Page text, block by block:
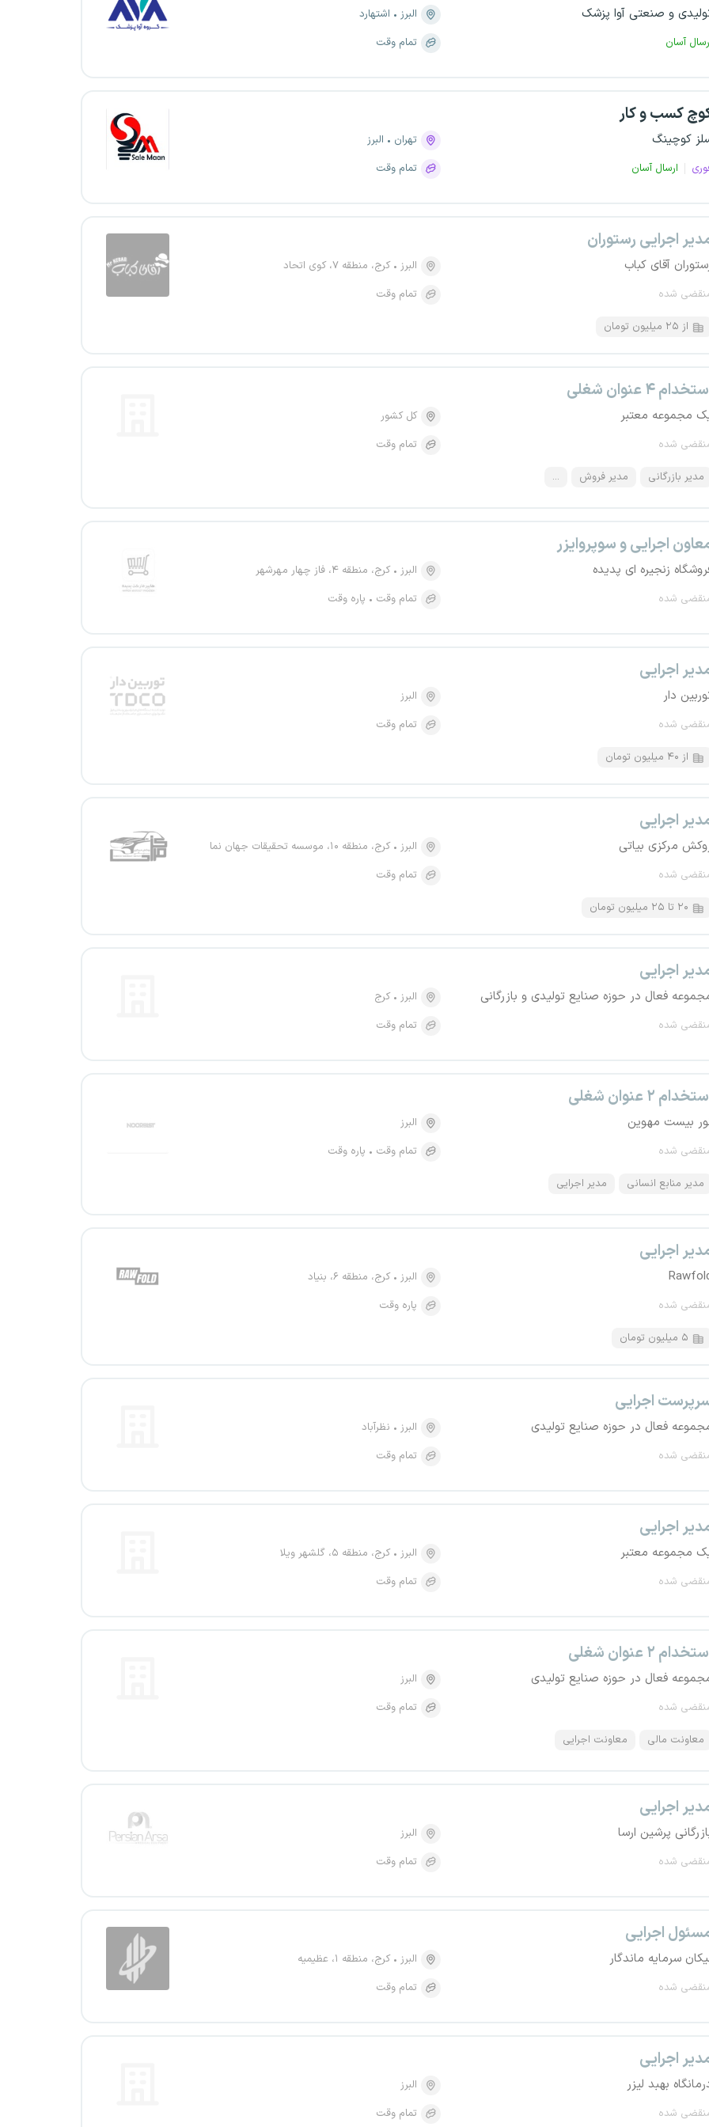
و صنعتی آوا پزشک
آسان
البرز
اشتهارد
تمام وقت
کسب و کار
کوچینگ
ارسال آسان
تهران
البرز
تمام وقت
اجرایی رستوران
آقای کباب
شده
البرز
کرج، منطقه ۷، کوی اتحاد
تمام وقت
از ۲۵ میلیون تومان
۴ عنوان شغلی
مجموعه معتبر
شده
کل کشور
تمام وقت
مدیر بازرگانی مدیر فروش ...
اجرایی و سوپروایزر
زنجیره ای پدیده
شده
البرز
کرج، منطقه ۴، فاز چهار مهرشهر
تمام وقت
پاره وقت
اجرایی
دار
شده
البرز
تمام وقت
از ۴۰ میلیون تومان
اجرایی
مرکزی بیاتی
شده
البرز
کرج، منطقه ۱۰، موسسه تحقیقات جهان نما
تمام وقت
۲۰ تا ۲۵ میلیون تومان
اجرایی
فعال در حوزه صنایع تولیدی و بازرگانی
شده
البرز
کرج
تمام وقت
۲ عنوان شغلی
بیست مهوین
شده
البرز
تمام وقت
پاره وقت
مدیر منابع انسانی مدیر اجرایی
اجرایی
شده
البرز
کرج، منطقه ۶، بنیاد
پاره وقت
۵ میلیون تومان
اجرایی
فعال در حوزه صنایع تولیدی
شده
البرز
نظرآباد
تمام وقت
اجرایی
مجموعه معتبر
شده
البرز
کرج، منطقه ۵، گلشهر ویلا
تمام وقت
۲ عنوان شغلی
فعال در حوزه صنایع تولیدی
شده
البرز
تمام وقت
معاونت مالی معاونت اجرایی
اجرایی
پرشین ارسا
شده
البرز
تمام وقت
اجرایی
سرمایه ماندگار
شده
البرز
کرج، منطقه ۱، عظیمیه
تمام وقت
اجرایی
بهبد لیزر
شده
البرز
تمام وقت